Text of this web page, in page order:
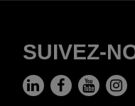
SUIVEZ-